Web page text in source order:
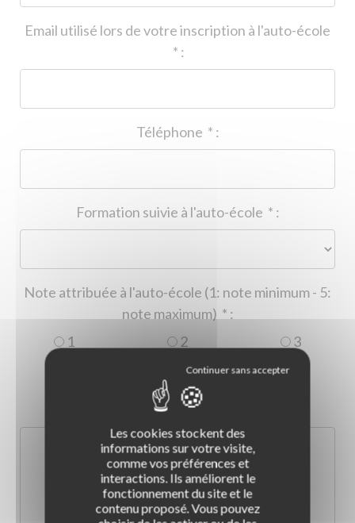
Email utilisé lors de votre inscription à l'auto-école
* :
* :
* :
Note attribuée à l'auto-école (1: note minimum - 5:
* :
1
2
3
5
Les cookies stockent des
informations sur votre visite,
comme vos préférences et
interactions. Ils améliorent le
fonctionnement du site et le
contenu proposé. Vous pouvez